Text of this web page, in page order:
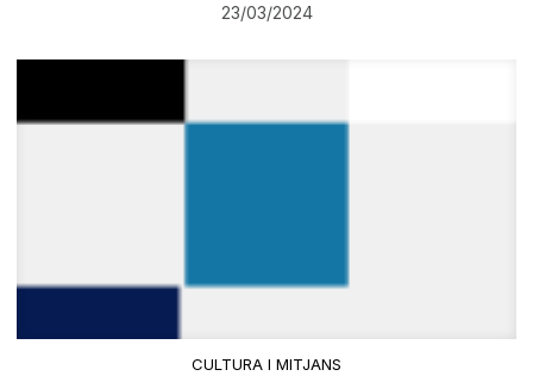
23/03/2024
CULTURA I MITJANS